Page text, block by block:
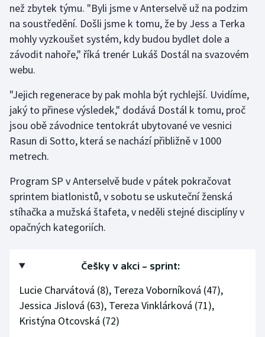
než zbytek týmu. "Byli jsme v Anterselvě už na podzim
na soustředění. Došli jsme k tomu, že by Jess a Terka
mohly vyzkoušet systém, kdy budou bydlet dole a
závodit nahoře," říká trenér Lukáš Dostál na svazovém
webu.
"Jejich regenerace by pak mohla být rychlejší. Uvidíme,
jaký to přinese výsledek," dodává Dostál k tomu, proč
jsou obě závodnice tentokrát ubytované ve vesnici
Rasun di Sotto, která se nachází přibližně v 1000
metrech.
Program SP v Anterselvě bude v pátek pokračovat
sprintem biatlonistů, v sobotu se uskuteční ženská
stíhačka a mužská štafeta, v neděli stejné disciplíny v
opačných kategoriích.
Češky v akci – sprint:
Lucie Charvátová (8), Tereza Voborníková (47),
Jessica Jislová (63), Tereza Vinklárková (71),
Kristýna Otcovská (72)